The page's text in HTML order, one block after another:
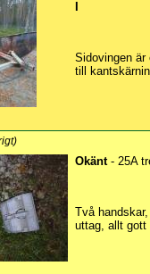
Sidovingen
till
Okänt- 25A
Två
uttag, allt